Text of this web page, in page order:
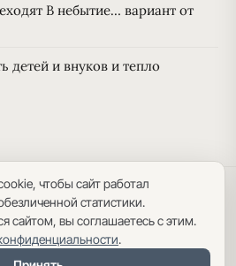
В небытие… вариант от
детей и внуков и тепло
Пользовательское соглашение
Карта сайта
чтобы сайт работал
статистики.
сайтом, вы соглашаетесь с этим.
.